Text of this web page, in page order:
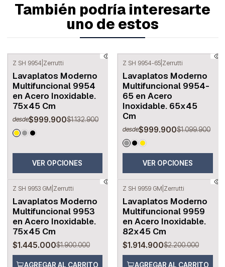
También podría interesarte
uno de estos
OFF
Z SH 9954 Zerrutti
Lavaplatos Moderno
Multifuncional 9954
en Acero Inoxidable.
75x45 Cm
desde$999.900$1.132.900
VER OPCIONES
Z SH 9954-65 Zerrutti
Lavaplatos Moderno
Multifuncional 9954-
65 en Acero
Inoxidable. 65x45
Cm
desde$999.900$1.099.900
VER OPCIONES
Z SH 9953 GM Zerrutti
Lavaplatos Moderno
Multifuncional 9953
en Acero Inoxidable.
75x45 Cm
$1.445.000$1.900.000
AGREGAR AL CARRITO
Z SH 9959 GM Zerrutti
Lavaplatos Moderno
Multifuncional 9959
en Acero Inoxidable.
82x45 Cm
$1.914.900$2.200.000
AGREGAR AL CARRITO